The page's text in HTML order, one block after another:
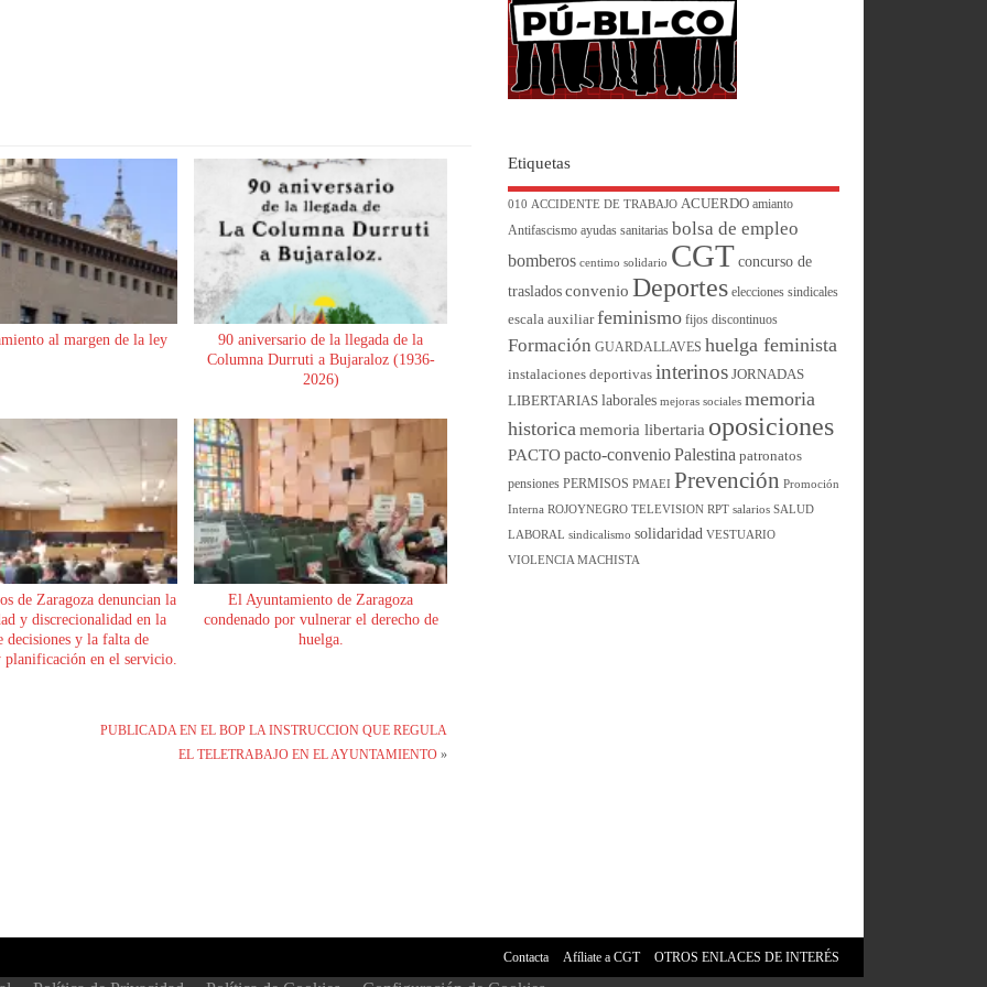
al margen de la ley
90 aniversario de la llegada de la
Columna Durruti a Bujaraloz (1936-
2026)
de Zaragoza denuncian la
y discrecionalidad en la
decisiones y la falta de
en el servicio.
El Ayuntamiento de Zaragoza
condenado por vulnerar el derecho de
huelga.
PUBLICADA EN EL BOP LA INSTRUCCION QUE REGULA
EL TELETRABAJO EN EL AYUNTAMIENTO »
Etiquetas
010 ACCIDENTE DE TRABAJO ACUERDO amianto
Antifascismo ayudas sanitarias bolsa de empleo
bomberos centimo solidario CGT concurso de
traslados convenio Deportes elecciones sindicales
escala auxiliar feminismo fijos discontinuos
Formación GUARDALLAVES huelga feminista
instalaciones deportivas interinos JORNADAS
LIBERTARIAS laborales mejoras sociales memoria
historica memoria libertaria oposiciones
PACTO pacto-convenio Palestina patronatos
pensiones PERMISOS PMAEI Prevención Promoción
Interna ROJOYNEGRO TELEVISION RPT salarios SALUD
LABORAL sindicalismo solidaridad VESTUARIO
VIOLENCIA MACHISTA
Contacta Afíliate a CGT OTROS ENLACES DE INTERÉS